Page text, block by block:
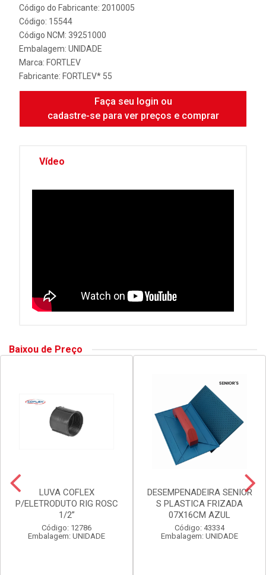
Código do Fabricante: 2010005
Código: 15544
Código NCM: 39251000
Embalagem: UNIDADE
Marca: FORTLEV
Fabricante: FORTLEV* 55
Faça seu login ou
cadastre-se para ver preços e comprar
Vídeo
Baixou de Preço
LUVA COFLEX
P/ELETRODUTO RIG ROSC
1/2”
Código: 12786
Embalagem: UNIDADE
DESEMPENADEIRA SENIOR
S PLASTICA FRIZADA
07X16CM AZUL
Código: 43334
Embalagem: UNIDADE